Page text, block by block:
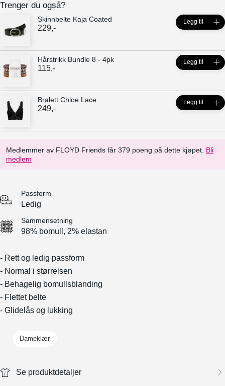
Medlemmer av FLOYD Friends får 379 poeng på dette kjøpet. Bli
medlem
Trenger du også?
Skinnbelte Kaja Coated
229,-
Legg til
Hårstrikk Bundle 8 - 4pk
115,-
Legg til
Bralett Chloe Lace
249,-
Legg til
Passform
Ledig
Sammensetning
98% bomull, 2% elastan
- Rett og ledig passform
- Normal i størrelsen
- Behagelig bomullsblanding
- Flettet belte
- Glidelås og lukking
Dameklær
Se produktdetaljer